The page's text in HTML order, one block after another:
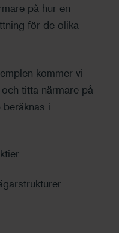
på hur en
för de olika
kommer vi
titta närmare på
i